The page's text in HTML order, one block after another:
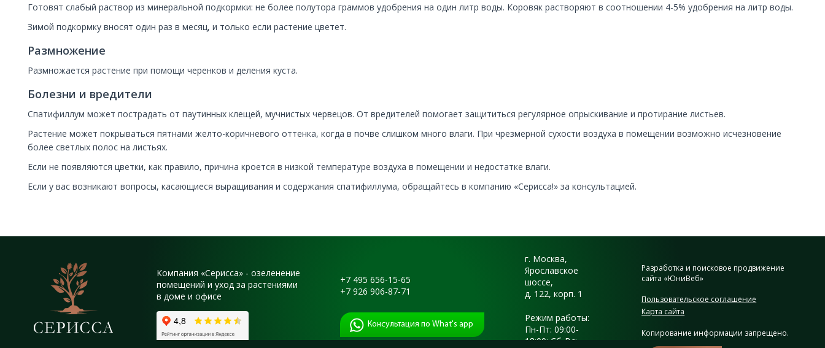
Готовят слабый раствор из минеральной подкормки: не более полутора граммов удобрения на один литр воды. Коровяк растворяют в соотношении 4-5% удобрения на литр воды.
Зимой подкормку вносят один раз в месяц, и только если растение цветет.
Размножение
Размножается растение при помощи черенков и деления куста.
Болезни и вредители
Спатифиллум может пострадать от паутинных клещей, мучнистых червецов. От вредителей помогает защититься регулярное опрыскивание и протирание листьев.
Растение может покрываться пятнами желто-коричневого оттенка, когда в почве слишком много влаги. При чрезмерной сухости воздуха в помещении возможно исчезновение
более светлых полос на листьях.
Если не появляются цветки, как правило, причина кроется в низкой температуре воздуха в помещении и недостатке влаги.
Если у вас возникают вопросы, касающиеся выращивания и содержания спатифиллума, обращайтесь в компанию «Серисса!» за консультацией.
Компания «Серисса» - озеленение
помещений и уход за растениями
в доме и офисе
+7 495 656-15-65
+7 926 906-87-71
Консультация по What's app
г. Москва,
Ярославское
шоссе,
д. 122, корп. 1
Режим работы:
Пн-Пт: 09:00-
18:00; Сб-Вс:
Разработка и поисковое продвижение
сайта «ЮниВеб»
Пользовательское соглашение
Карта сайта
Копирование информации запрещено.